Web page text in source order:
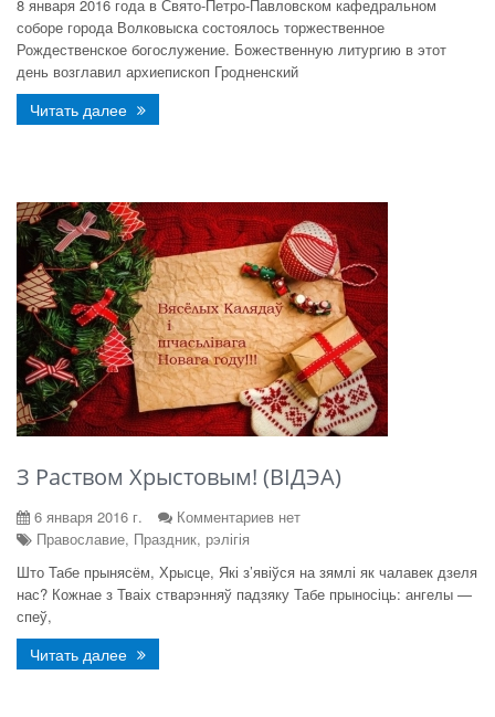
8 января 2016 года в Свято-Петро-Павловском кафедральном
соборе города Волковыска состоялось торжественное
Рождественское богослужение. Божественную литургию в этот
день возглавил архиепископ Гродненский
Читать далее
З Раством Хрыстовым! (ВІДЭА)
6 января 2016 г.
Комментариев нет
Православие, Праздник, рэлігія
Што Табе прынясём, Хрысце, Які з’явіўся на зямлі як чалавек дзеля
нас? Кожнае з Тваіх стварэнняў падзяку Табе прыносіць: ангелы —
спеў,
Читать далее